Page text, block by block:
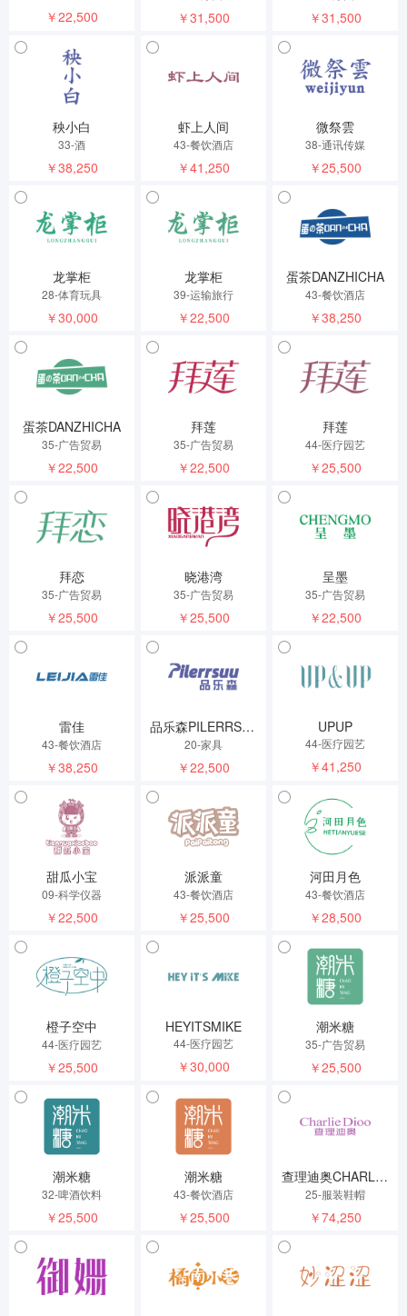
￥22,500 ￥31,500 ￥31,500
秧小白
33-酒
￥38,250
虾上人间
43-餐饮酒店
￥41,250
微祭雲
38-通讯传媒
￥25,500
龙掌柜
28-体育玩具
￥30,000
龙掌柜
39-运输旅行
￥22,500
蛋茶DANZHICHA
43-餐饮酒店
￥38,250
蛋茶DANZHICHA
35-广告贸易
￥22,500
拜莲
35-广告贸易
￥22,500
拜莲
44-医疗园艺
￥25,500
拜恋
35-广告贸易
￥25,500
晓港湾
35-广告贸易
￥25,500
呈墨
35-广告贸易
￥22,500
雷佳
43-餐饮酒店
￥38,250
品乐森PILERRSUU
20-家具
￥22,500
UPUP
44-医疗园艺
￥41,250
甜瓜小宝
09-科学仪器
￥22,500
派派童
43-餐饮酒店
￥25,500
河田月色
43-餐饮酒店
￥28,500
橙子空中
44-医疗园艺
￥25,500
HEYITSMIKE
44-医疗园艺
￥30,000
潮米糖
35-广告贸易
￥25,500
潮米糖
32-啤酒饮料
￥25,500
潮米糖
43-餐饮酒店
￥25,500
查理迪奥CHARLIEDIOO
25-服装鞋帽
￥74,250